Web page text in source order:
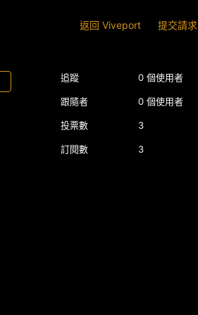
返回 Viveport 提交請求
追蹤 0 個使用者
跟隨者 0 個使用者
投票數 3
訂閱數 3